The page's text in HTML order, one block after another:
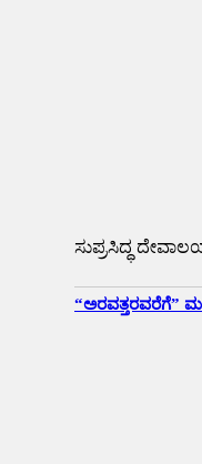
ಸುಪ್ರಸಿದ್ಧ
“ಅರವತ್ತರವರೆಗೆ”